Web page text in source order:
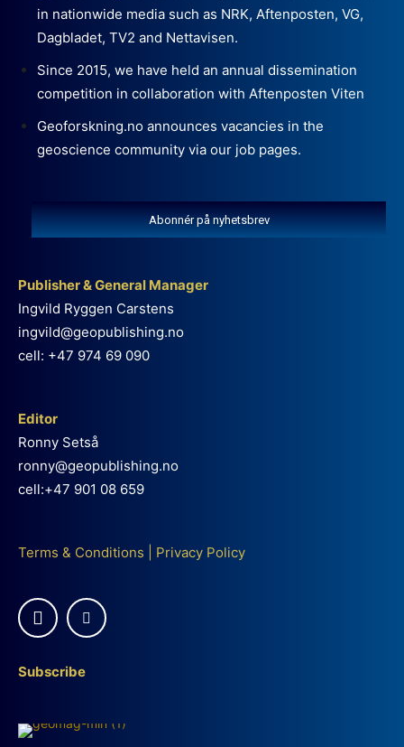
in nationwide media such as NRK, Aftenposten, VG,
Dagbladet, TV2 and Nettavisen.
Since 2015, we have held an annual dissemination
competition in collaboration with Aftenposten Viten
Geoforskning.no announces vacancies in the
geoscience community via our job pages.
Abonnér på nyhetsbrev
Publisher & General Manager
Ingvild Ryggen Carstens
ingvild@geopublishing.no
cell: +47 974 69 090
Editor
Ronny Setså
ronny@geopublishing.no
cell:+47 901 08 659
Terms & Conditions Privacy Policy
Subscribe